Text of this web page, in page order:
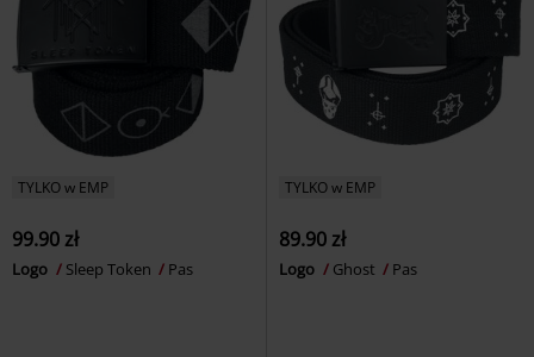
TYLKO w EMP
99.90 zł
Logo Sleep Token Pas
TYLKO w EMP
89.90 zł
Logo Ghost Pas